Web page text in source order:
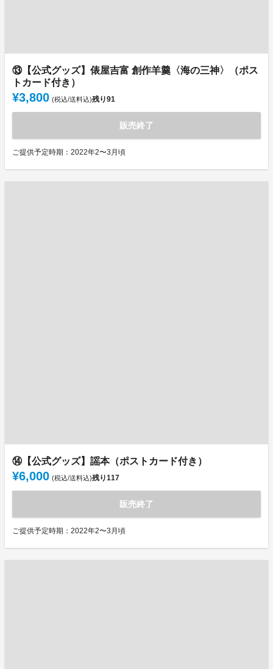
⑬【公式グッズ】俵屋吉富 創作羊羹〈海の三神〉（ポス
トカード付き）
¥3,800 (税込/送料込)残り91
販売終了
ご提供予定時期：2022年2〜3月頃
⑭【公式グッズ】謡本（ポストカード付き）
¥6,000 (税込/送料込)残り117
販売終了
ご提供予定時期：2022年2〜3月頃